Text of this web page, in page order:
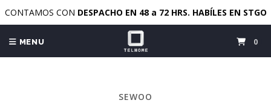
CONTAMOS CON DESPACHO EN 48 a 72 HRS. HABÍLES EN STGO
MENU 0
SEWOO